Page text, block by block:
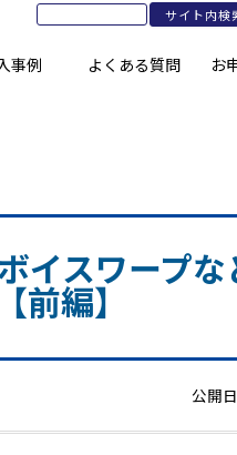
事例 よくある質問 お
イスワープ
前編】
公開